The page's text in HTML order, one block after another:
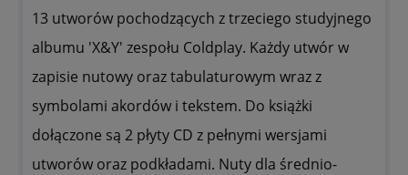
13 utworów pochodzących z trzeciego studyjnego
albumu 'X&Y' zespołu Coldplay. Każdy utwór w
zapisie nutowy oraz tabulaturowym wraz z
symbolami akordów i tekstem. Do książki
dołączone są 2 płyty CD z pełnymi wersjami
utworów oraz podkładami. Nuty dla średnio-